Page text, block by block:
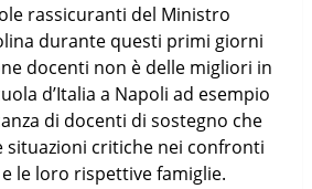
rassicuranti del Ministro
durante questi primi giorni
docenti non è delle migliori in
d’Italia a Napoli ad esempio
di docenti di sostegno che
situazioni critiche nei confronti
le loro rispettive famiglie.